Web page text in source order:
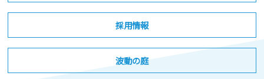
採用情報
波動の庭